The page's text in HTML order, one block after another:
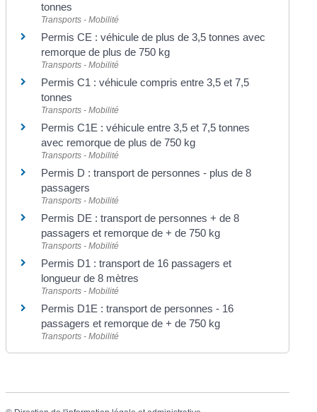
tonnes
Transports - Mobilité
Permis CE : véhicule de plus de 3,5 tonnes avec
remorque de plus de 750 kg
Transports - Mobilité
Permis C1 : véhicule compris entre 3,5 et 7,5
tonnes
Transports - Mobilité
Permis C1E : véhicule entre 3,5 et 7,5 tonnes
avec remorque de plus de 750 kg
Transports - Mobilité
Permis D : transport de personnes - plus de 8
passagers
Transports - Mobilité
Permis DE : transport de personnes + de 8
passagers et remorque de + de 750 kg
Transports - Mobilité
Permis D1 : transport de 16 passagers et
longueur de 8 mètres
Transports - Mobilité
Permis D1E : transport de personnes - 16
passagers et remorque de + de 750 kg
Transports - Mobilité